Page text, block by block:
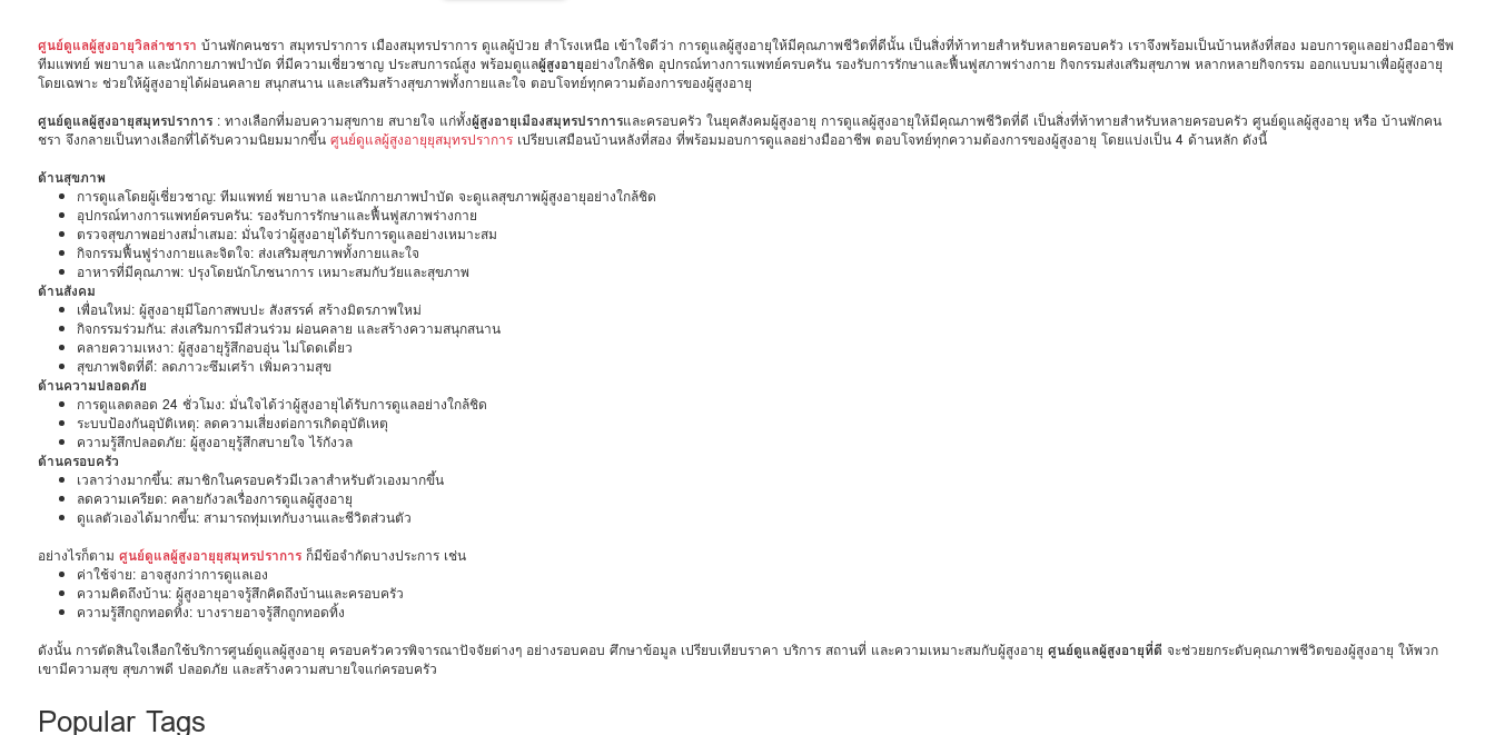
ศูนย์ดูแลผู้สูงอายุวิลล่าชารา บ้านพักคนชรา สมุทรปราการ เมืองสมุทรปราการ ดูแลผู้ป่วย สำโรงเหนือ เข้าใจดีว่า การดูแลผู้สูงอายุให้มีคุณภาพชีวิตที่ดีนั้น เป็นสิ่งที่ท้าทายสำหรับหลายครอบครัว เราจึงพร้อมเป็นบ้านหลังที่สอง มอบการดูแลอย่างมืออาชีพ
ทีมแพทย์ พยาบาล และนักกายภาพบำบัด ที่มีความเชี่ยวชาญ ประสบการณ์สูง พร้อมดูแลผู้สูงอายุอย่างใกล้ชิด อุปกรณ์ทางการแพทย์ครบครัน รองรับการรักษาและฟื้นฟูสภาพร่างกาย กิจกรรมส่งเสริมสุขภาพ หลากหลายกิจกรรม ออกแบบมาเพื่อผู้สูงอายุ
โดยเฉพาะ ช่วยให้ผู้สูงอายุได้ผ่อนคลาย สนุกสนาน และเสริมสร้างสุขภาพทั้งกายและใจ ตอบโจทย์ทุกความต้องการของผู้สูงอายุ
ศูนย์ดูแลผู้สูงอายุสมุทรปราการ: ทางเลือกที่มอบความสุขกาย สบายใจ แก่ทั้งผู้สูงอายุเมืองสมุทรปราการและครอบครัว ในยุคสังคมผู้สูงอายุ การดูแลผู้สูงอายุให้มีคุณภาพชีวิตที่ดี เป็นสิ่งที่ท้าทายสำหรับหลายครอบครัว ศูนย์ดูแลผู้สูงอายุ หรือ บ้านพักคน
ชรา จึงกลายเป็นทางเลือกที่ได้รับความนิยมมากขึ้น ศูนย์ดูแลผู้สูงอายุยุสมุทรปราการเปรียบเสมือนบ้านหลังที่สอง ที่พร้อมมอบการดูแลอย่างมืออาชีพ ตอบโจทย์ทุกความต้องการของผู้สูงอายุ โดยแบ่งเป็น 4 ด้านหลัก ดังนี้
ด้านสุขภาพ
การดูแลโดยผู้เชี่ยวชาญ: ทีมแพทย์ พยาบาล และนักกายภาพบำบัด จะดูแลสุขภาพผู้สูงอายุอย่างใกล้ชิด
อุปกรณ์ทางการแพทย์ครบครัน: รองรับการรักษาและฟื้นฟูสภาพร่างกาย
ตรวจสุขภาพอย่างสม่ำเสมอ: มั่นใจว่าผู้สูงอายุได้รับการดูแลอย่างเหมาะสม
กิจกรรมฟื้นฟูร่างกายและจิตใจ: ส่งเสริมสุขภาพทั้งกายและใจ
อาหารที่มีคุณภาพ: ปรุงโดยนักโภชนาการ เหมาะสมกับวัยและสุขภาพ
ด้านสังคม
เพื่อนใหม่: ผู้สูงอายุมีโอกาสพบปะ สังสรรค์ สร้างมิตรภาพใหม่
กิจกรรมร่วมกัน: ส่งเสริมการมีส่วนร่วม ผ่อนคลาย และสร้างความสนุกสนาน
คลายความเหงา: ผู้สูงอายุรู้สึกอบอุ่น ไม่โดดเดี่ยว
สุขภาพจิตที่ดี: ลดภาวะซึมเศร้า เพิ่มความสุข
ด้านความปลอดภัย
การดูแลตลอด 24 ชั่วโมง: มั่นใจได้ว่าผู้สูงอายุได้รับการดูแลอย่างใกล้ชิด
ระบบป้องกันอุบัติเหตุ: ลดความเสี่ยงต่อการเกิดอุบัติเหตุ
ความรู้สึกปลอดภัย: ผู้สูงอายุรู้สึกสบายใจ ไร้กังวล
ด้านครอบครัว
เวลาว่างมากขึ้น: สมาชิกในครอบครัวมีเวลาสำหรับตัวเองมากขึ้น
ลดความเครียด: คลายกังวลเรื่องการดูแลผู้สูงอายุ
ดูแลตัวเองได้มากขึ้น: สามารถทุ่มเทกับงานและชีวิตส่วนตัว
อย่างไรก็ตาม ศูนย์ดูแลผู้สูงอายุยุสมุทรปราการก็มีข้อจำกัดบางประการ เช่น
ค่าใช้จ่าย: อาจสูงกว่าการดูแลเอง
ความคิดถึงบ้าน: ผู้สูงอายุอาจรู้สึกคิดถึงบ้านและครอบครัว
ความรู้สึกถูกทอดทิ้ง: บางรายอาจรู้สึกถูกทอดทิ้ง
ดังนั้น การตัดสินใจเลือกใช้บริการศูนย์ดูแลผู้สูงอายุ ครอบครัวควรพิจารณาปัจจัยต่างๆ อย่างรอบคอบ ศึกษาข้อมูล เปรียบเทียบราคา บริการ สถานที่ และความเหมาะสมกับผู้สูงอายุ ศูนย์ดูแลผู้สูงอายุที่ดี จะช่วยยกระดับคุณภาพชีวิตของผู้สูงอายุ ให้พวก
เขามีความสุข สุขภาพดี ปลอดภัย และสร้างความสบายใจแก่ครอบครัว
Popular Tags